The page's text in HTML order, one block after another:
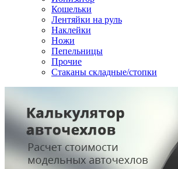
Кошельки
Лентяйки на руль
Наклейки
Ножи
Пепельницы
Прочие
Стаканы складные/стопки